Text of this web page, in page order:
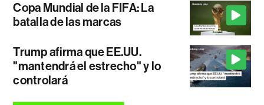
Copa Mundial de la FIFA: La
batalla de las marcas
Trump afirma que EE.UU.
"mantendrá el estrecho" y lo
controlará